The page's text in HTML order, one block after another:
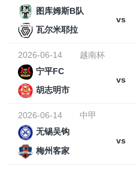
图库姆斯B队
vs
瓦尔米耶拉
2026-06-14
越南杯
宁平FC
vs
胡志明市
2026-06-14
中甲
无锡吴钩
vs
梅州客家